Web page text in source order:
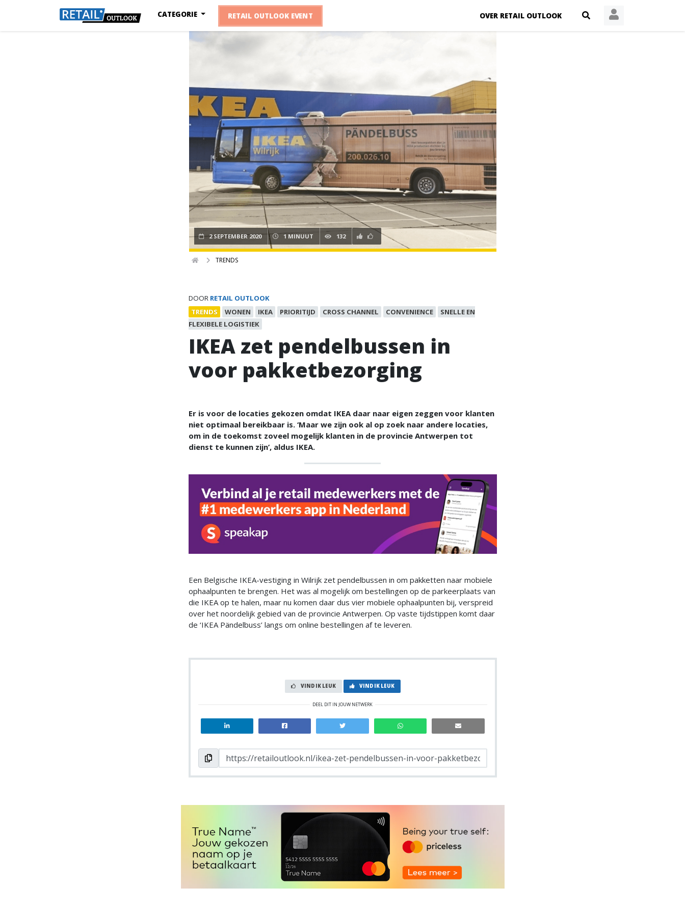
OVER RETAIL OUTLOOK
CATEGORIE RETAIL OUTLOOK EVENT
2 SEPTEMBER 2020 1 MINUUT 132
TRENDS
DOOR RETAIL OUTLOOK
TRENDS
WONEN IKEA PRIORITIJD CROSS CHANNEL CONVENIENCE
SNELLE EN
FLEXIBELE LOGISTIEK
IKEA zet pendelbussen in
voor pakketbezorging
Er is voor de locaties gekozen omdat IKEA daar naar eigen zeggen voor klanten
niet optimaal bereikbaar is. ‘Maar we zijn ook al op zoek naar andere locaties,
om in de toekomst zoveel mogelijk klanten in de provincie Antwerpen tot
dienst te kunnen zijn’, aldus IKEA.
Een Belgische IKEA-vestiging in Wilrijk zet pendelbussen in om pakketten naar mobiele
ophaalpunten te brengen. Het was al mogelijk om bestellingen op de parkeerplaats van
die IKEA op te halen, maar nu komen daar dus vier mobiele ophaalpunten bij, verspreid
over het noordelijk gebied van de provincie Antwerpen. Op vaste tijdstippen komt daar
de ‘IKEA Pändelbuss’ langs om online bestellingen af te leveren.
VIND IK LEUK VIND IK LEUK
DEEL DIT IN JOUW NETWERK